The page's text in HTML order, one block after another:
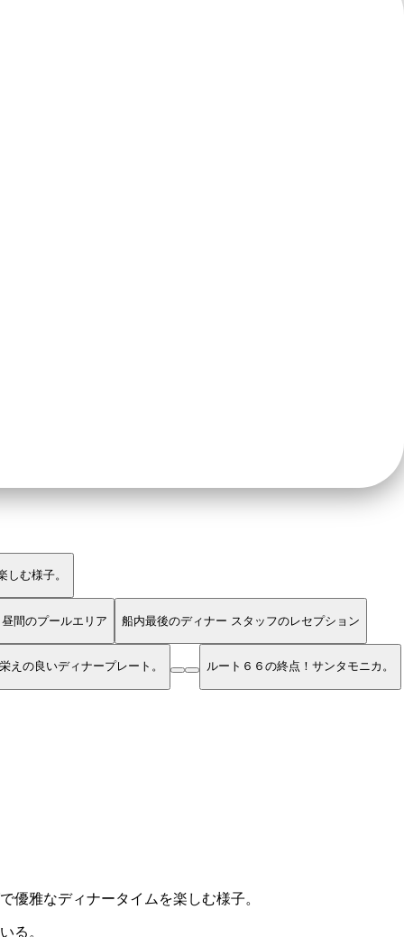
む様子。
昼間のプールエリア 船内最後のディナー スタッフのレセプション
の良いディナープレート。 ルート６６の終点！サンタモニカ。
優雅なディナータイムを楽しむ様子。
る。